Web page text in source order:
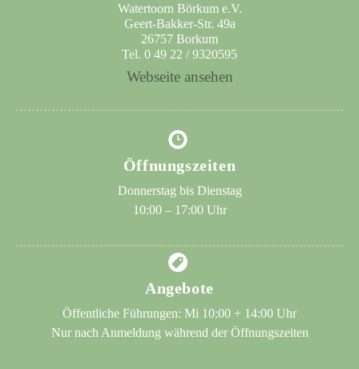
Watertoorn Börkum e.V.
Geert-Bakker-Str. 49a
26757 Borkum
Tel. 0 49 22 / 9320595
Webseite ansehen
Öffnungszeiten
Donnerstag bis Dienstag
10:00 – 17:00 Uhr
Angebote
Öffentliche Führungen: Mi 10:00 + 14:00 Uhr
Nur nach Anmeldung während der Öffnungszeiten